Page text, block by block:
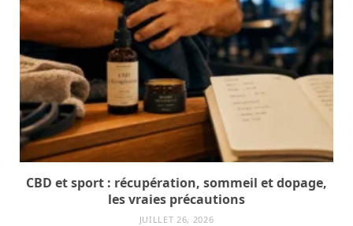
CBD et sport : récupération, sommeil et dopage,
les vraies précautions
JUILLET 26, 2026